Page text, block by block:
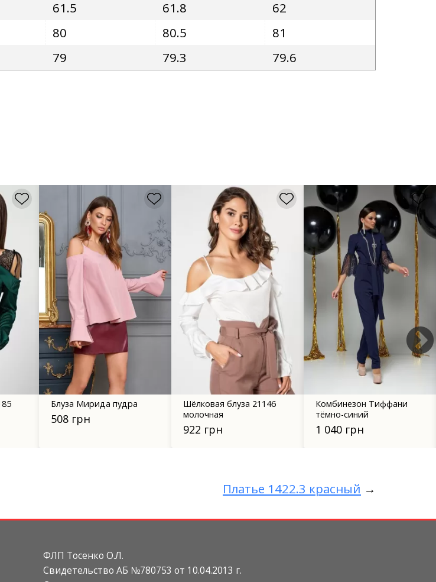
61.5 61.8
62
80 80.5
81
79 79.3 79.6
Блуза Мирида пудра
508 грн
Шёлковая блуза 21146
молочная
922 грн
Комбинезон Тиффани
тёмно-синий
1 040 грн
Платье 1422.3 красный →
ФЛП Тосенко О.Л.
Свидетельство АБ №780753 от 10.04.2013 г.